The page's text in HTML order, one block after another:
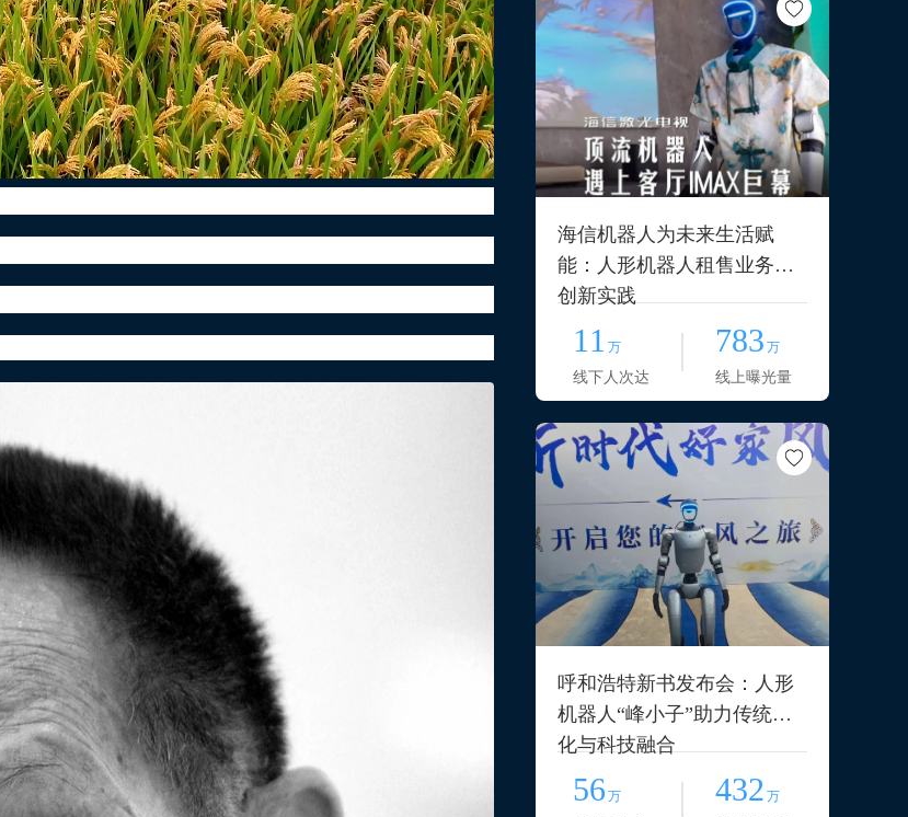
海信机器人为未来生活赋
能：人形机器人租售业务的
创新实践
11 万
线下人次达
783 万
线上曝光量
呼和浩特新书发布会：人形
机器人“峰小子”助力传统文
化与科技融合
56 万 432 万